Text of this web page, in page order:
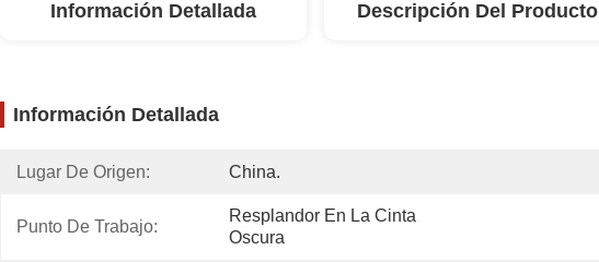
Información Detallada Descripción Del Producto
Información Detallada
Lugar De Origen: China.
Punto De Trabajo:
Resplandor En La Cinta
Oscura